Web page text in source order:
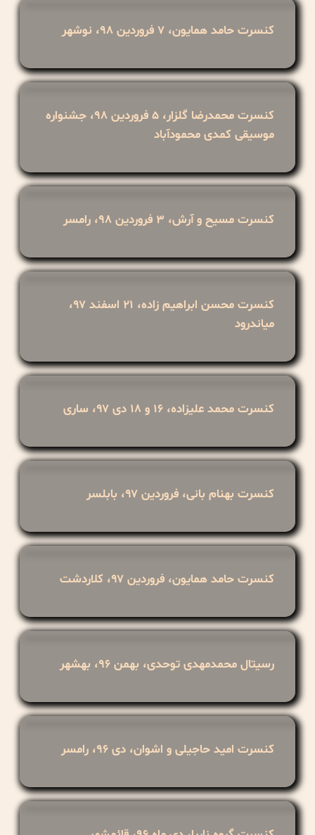
کنسرت حامد همایون، ۷ فروردین ۹۸، نوشهر
کنسرت محمدرضا گلزار، ۵ فروردین ۹۸، جشنواره
موسیقی کمدی محمودآباد
کنسرت مسیح و آرش، ۳ فروردین ۹۸، رامسر
کنسرت محسن ابراهیم زاده، ۲۱ اسفند ۹۷،
میاندرود
کنسرت محمد علیزاده، ۱۶ و ۱۸ دی ۹۷، ساری
کنسرت بهنام بانی، فروردین ۹۷، بابلسر
کنسرت حامد همایون، فروردین ۹۷، کلاردشت
رسیتال محمدمهدی توحدی، بهمن ۹۶، بهشهر
کنسرت امید حاجیلی و اشوان، دی ۹۶، رامسر